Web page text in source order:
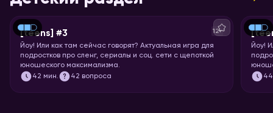
Тот случай, когда команда действительно решает!
[teens] #3 12+
Йоу! Или как там сейчас говорят? Актуальная игра для
подростков про сленг, сериалы и соц. сети с щепоткой
юношеского максимализма.
42 мин. 42 вопроса
Йоу!
44